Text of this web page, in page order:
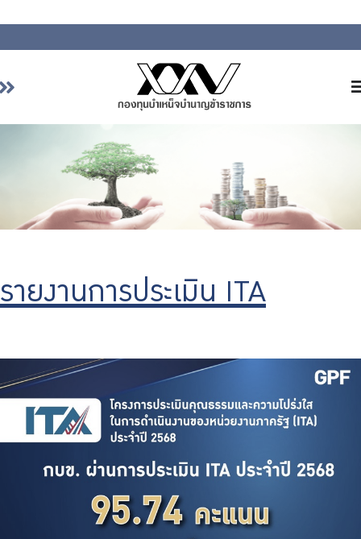
เกี่ยวกับ กบข.
ลงทุน
รายงานผลการดำเนินงาน
จัดซื้อจัดจ้าง
บริการเจ้าหน้าที่ส่วนราชการ
ร่วมงานกับเรา
รายงานการประเมิน ITA